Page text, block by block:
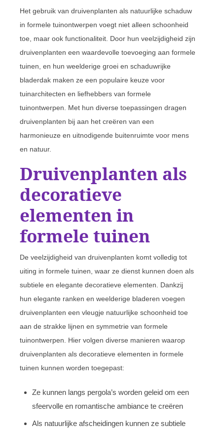
Het gebruik van druivenplanten als natuurlijke schaduw
in formele tuinontwerpen voegt niet alleen schoonheid
toe, maar ook functionaliteit. Door hun veelzijdigheid zijn
druivenplanten een waardevolle toevoeging aan formele
tuinen, en hun weelderige groei en schaduwrijke
bladerdak maken ze een populaire keuze voor
tuinarchitecten en liefhebbers van formele
tuinontwerpen. Met hun diverse toepassingen dragen
druivenplanten bij aan het creëren van een
harmonieuze en uitnodigende buitenruimte voor mens
en natuur.
Druivenplanten als
decoratieve
elementen in
formele tuinen
De veelzijdigheid van druivenplanten komt volledig tot
uiting in formele tuinen, waar ze dienst kunnen doen als
subtiele en elegante decoratieve elementen. Dankzij
hun elegante ranken en weelderige bladeren voegen
druivenplanten een vleugje natuurlijke schoonheid toe
aan de strakke lijnen en symmetrie van formele
tuinontwerpen. Hier volgen diverse manieren waarop
druivenplanten als decoratieve elementen in formele
tuinen kunnen worden toegepast:
Ze kunnen langs pergola’s worden geleid om een
sfeervolle en romantische ambiance te creëren
Als natuurlijke afscheidingen kunnen ze subtiele